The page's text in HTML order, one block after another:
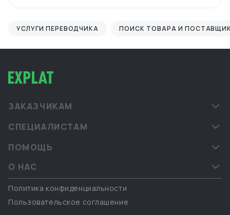
УСЛУГИ ПЕРЕВОДЧИКА ПОИСК ТОВАРА И
ЗАКАЗЧИКАМ
СПЕЦИАЛИСТАМ
ПОМОЩЬ
О НАС
Политика конфиденциальности
Пользовательское соглашение